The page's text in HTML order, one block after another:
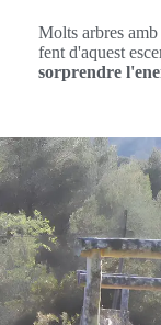
Molts arbres
fent d'aquest
sorprendre